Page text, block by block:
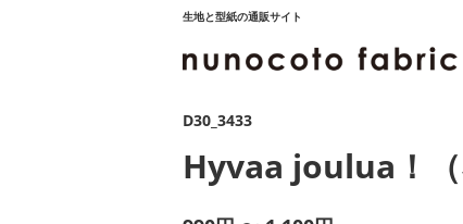
生地と型紙の通販サイト
D30_3433
Hyvaa joulua！（